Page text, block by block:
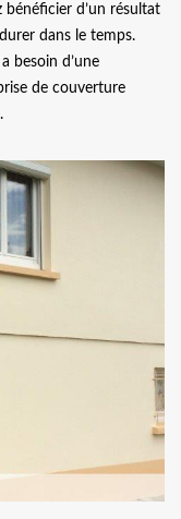
d’un résultat
dans le temps.
besoin d’une
de couverture